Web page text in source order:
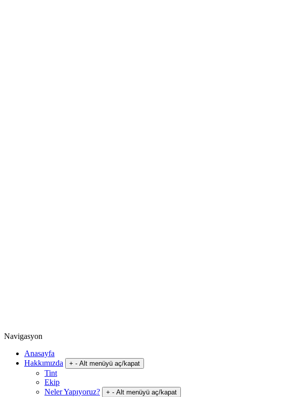
Navigasyon
Anasayfa
Hakkımızda
+ - Alt menüyü aç/kapat
Tint
Ekip
Neler Yapıyoruz?
+ - Alt menüyü aç/kapat